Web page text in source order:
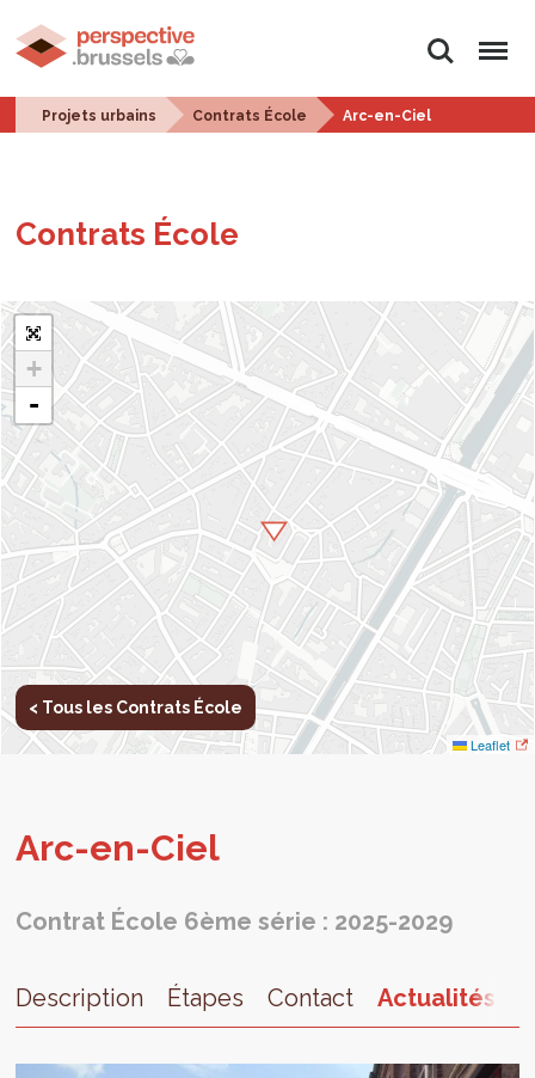
Rechercher
Menu
Projets urbains Contrats École Arc-en-Ciel
Contrats École
+
-
Leaflet
< Tous les Contrats École
Arc-en-Ciel
Contrat École 6ème série : 2025-2029
Description Étapes Contact Actualités